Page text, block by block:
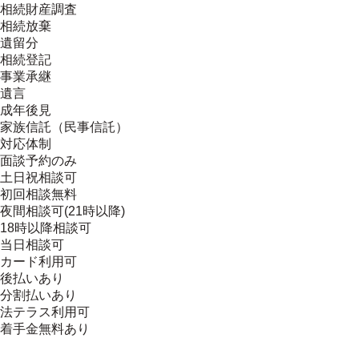
相続財産調査
相続放棄
遺留分
相続登記
事業承継
遺言
成年後見
家族信託（民事信託）
対応体制
面談予約のみ
土日祝相談可
初回相談無料
夜間相談可(21時以降)
18時以降相談可
当日相談可
カード利用可
後払いあり
分割払いあり
法テラス利用可
着手金無料あり